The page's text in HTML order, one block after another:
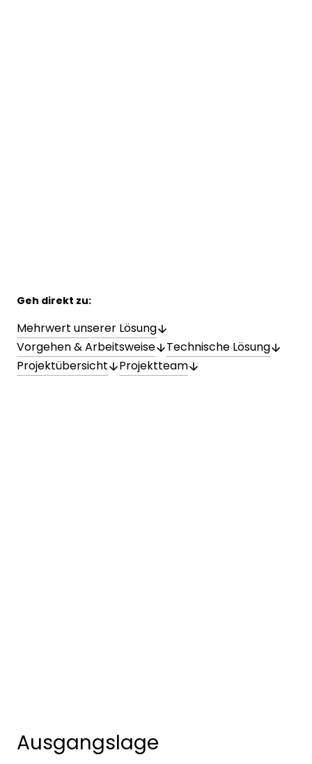
Geh direkt zu:
Mehrwert unserer Lösung
Vorgehen & Arbeitsweise
Technische Lösung
Projektübersicht
Projektteam
Ausgangslage